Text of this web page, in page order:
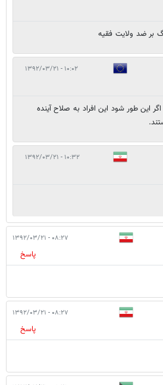
بر ضد ولایت فقیه
۱۰:۰۲ - ۱۳۹۲/۰۳/۲۱
این طور شود این افراد به صلاح آینده
۱۰:۳۲ - ۱۳۹۲/۰۳/۲۱
۰۸:۲۷ - ۱۳۹۲/۰۳/۲۱
پاسخ
۰۸:۲۷ - ۱۳۹۲/۰۳/۲۱
پاسخ